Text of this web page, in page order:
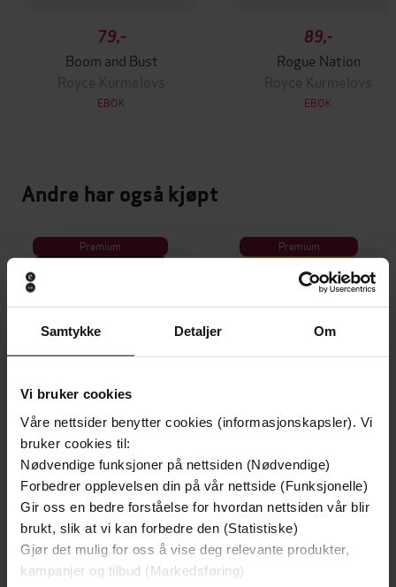
Samtykke Detaljer Om
Vi bruker cookies
Våre nettsider benytter cookies (informasjonskapsler). Vi
bruker cookies til:
Nødvendige funksjoner på nettsiden (Nødvendige)
Forbedrer opplevelsen din på vår nettside (Funksjonelle)
Gir oss en bedre forståelse for hvordan nettsiden vår blir
brukt, slik at vi kan forbedre den (Statistiske)
Gjør det mulig for oss å vise deg relevante produkter,
kampanjer og tilbud (Markedsføring)
79,-
Boom and Bust
Royce Kurmelovs
EBOK
89,-
Rogue Nation
Royce Kurmelovs
EBOK
Andre har også kjøpt
Premium
199,-
Minnesota
Jo Nesbø
EBOK
Premium
349,-
Utskudd
Jørn Lier Horst